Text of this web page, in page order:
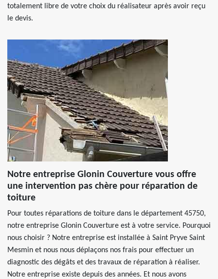
totalement libre de votre choix du réalisateur après avoir reçu
le devis.
Notre entreprise Glonin Couverture vous offre
une intervention pas chère pour réparation de
toiture
Pour toutes réparations de toiture dans le département 45750,
notre entreprise Glonin Couverture est à votre service. Pourquoi
nous choisir ? Notre entreprise est installée à Saint Pryve Saint
Mesmin et nous nous déplaçons nos frais pour effectuer un
diagnostic des dégâts et des travaux de réparation à réaliser.
Notre entreprise existe depuis des années. Et nous avons